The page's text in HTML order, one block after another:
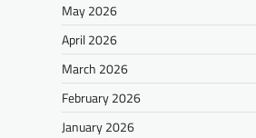
May 2026
April 2026
March 2026
February 2026
January 2026